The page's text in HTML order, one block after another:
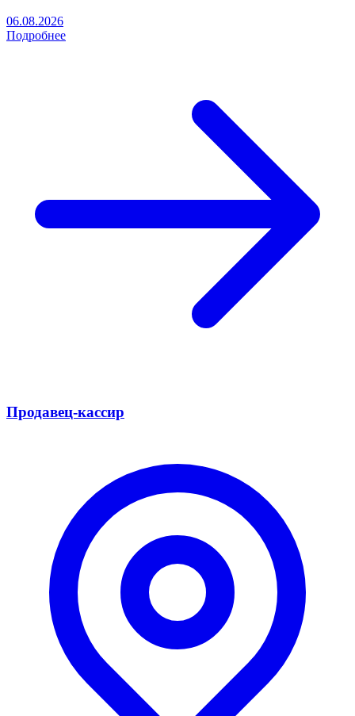
06.08.2026
Подробнее
Продавец-кассир